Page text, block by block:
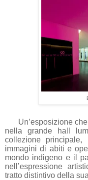
Un’esposizione
nella grande hall
collezione
immagini di abiti e
mondo indigeno e il
nell’espressione
tratto distintivo della